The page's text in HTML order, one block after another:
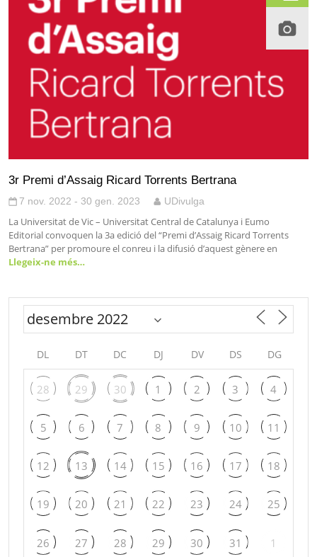
3r Premi d’Assaig Ricard Torrents Bertrana
7 nov. 2022 - 30 gen. 2023 UDivulga
La Universitat de Vic – Universitat Central de Catalunya i Eumo
Editorial convoquen la 3a edició del “Premi d’Assaig Ricard Torrents
Bertrana” per promoure el conreu i la difusió d’aquest gènere en
Llegeix-ne més…
DL DT DC DJ DV DS DG
28 29 30 1 2 3 4
5 6 7 8 9 10 11
12 13 14 15 16 17 18
19 20 21 22 23 24 25
26 27 28 29 30 31 1